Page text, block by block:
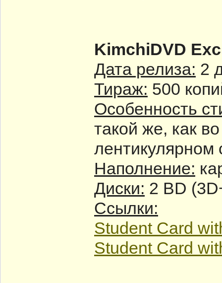
KimchiDVD
Дата релиза: 2
Тираж: 500
Особенность
такой же, как
лентикулярном
Наполнение:
Диски: 2 BD
Ссылки:
Student Card
Student Card